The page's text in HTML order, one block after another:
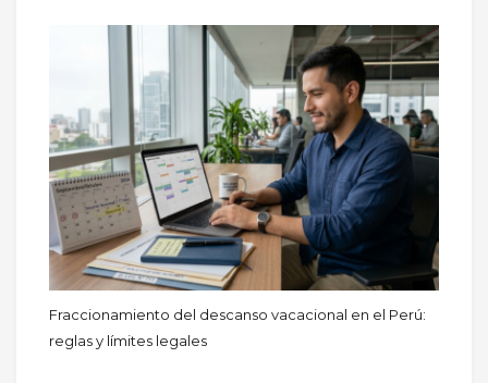
Fraccionamiento del descanso vacacional en el Perú:
reglas y límites legales